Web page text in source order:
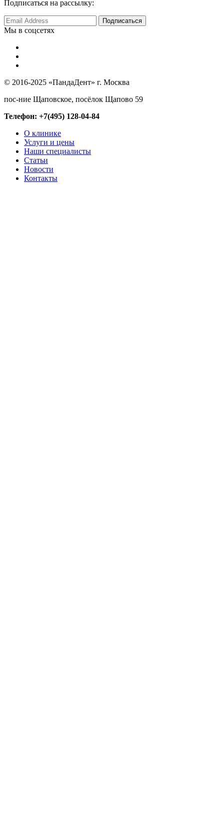
Подписаться на рассылку:
Мы в соцсетях
© 2016-2025 «ПандаДент» г. Москва
пос-ние Щаповское, посёлок Щапово 59
Телефон: +7(495) 128-04-84
О клинике
Услуги и цены
Наши специалисты
Статьи
Новости
Контакты